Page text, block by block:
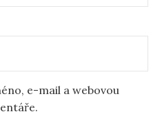
e-mail a webovou